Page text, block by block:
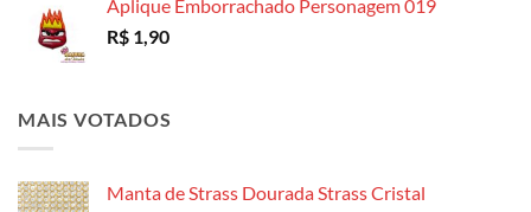
Aplique Emborrachado Personagem 019
R$ 1,90
MAIS VOTADOS
Manta de Strass Dourada Strass Cristal